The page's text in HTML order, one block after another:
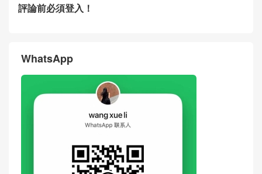
評論前必須登入！
WhatsApp